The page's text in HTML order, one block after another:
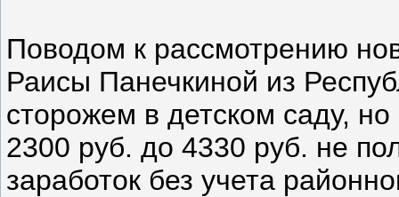
Поводом к рассмотрению
Раисы Панечкиной из
сторожем в детском саду,
2300 руб. до 4330 руб. не
заработок без учета